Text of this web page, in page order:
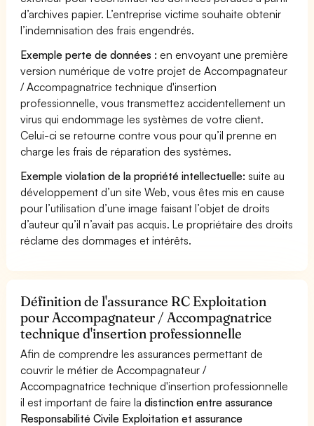
d’archives papier. L’entreprise victime souhaite obtenir
l’indemnisation des frais engendrés.
Exemple perte de données : en envoyant une première
version numérique de votre projet de Accompagnateur
/ Accompagnatrice technique d'insertion
professionnelle, vous transmettez accidentellement un
virus qui endommage les systèmes de votre client.
Celui-ci se retourne contre vous pour qu’il prenne en
charge les frais de réparation des systèmes.
Exemple violation de la propriété intellectuelle: suite au
développement d’un site Web, vous êtes mis en cause
pour l’utilisation d’une image faisant l’objet de droits
d’auteur qu’il n’avait pas acquis. Le propriétaire des droits
réclame des dommages et intérêts.
Définition de l'assurance RC Exploitation
pour Accompagnateur / Accompagnatrice
technique d'insertion professionnelle
Afin de comprendre les assurances permettant de
couvrir le métier de Accompagnateur /
Accompagnatrice technique d'insertion professionnelle
il est important de faire ladistinction entre assurance
Responsabilité Civile Exploitation et assurance